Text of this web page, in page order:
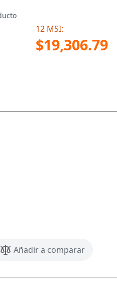
12 MSI:
$19,306.79
Añadir a comparar